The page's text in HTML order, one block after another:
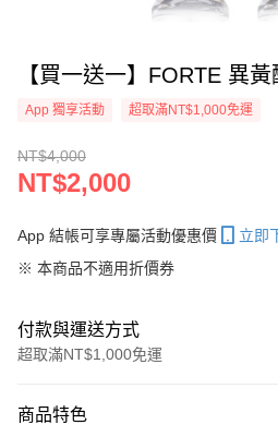
【買一送一】FORTE 異
App 獨享活動 超取滿NT$1,000免運
NT$4,000
NT$2,000
App 結帳可享專屬活動優惠價
立即
※ 本商品不適用折價券
付款與運送方式
超取滿NT$1,000免運
信用卡一次付款
商品特色